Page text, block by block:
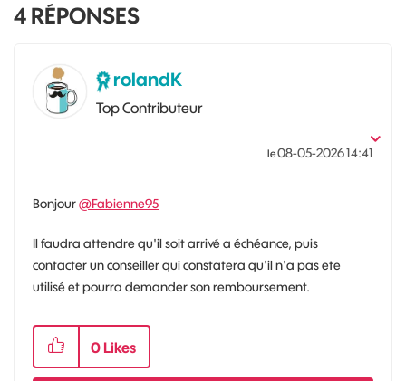
4 RÉPONSES
rolandK
Top Contributeur
le‎08-05-202614:41
Bonjour@Fabienne95
Il faudra attendre qu'il soit arrivé a échéance, puis
contacter un conseiller qui constatera qu'il n'a pas ete
utilisé et pourra demander son remboursement.
0 Likes